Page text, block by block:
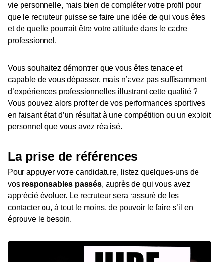
vie personnelle, mais bien de compléter votre profil pour
que le recruteur puisse se faire une idée de qui vous êtes
et de quelle pourrait être votre attitude dans le cadre
professionnel.
Vous souhaitez démontrer que vous êtes tenace et
capable de vous dépasser, mais n’avez pas suffisamment
d’expériences professionnelles illustrant cette qualité ?
Vous pouvez alors profiter de vos performances sportives
en faisant état d’un résultat à une compétition ou un exploit
personnel que vous avez réalisé.
La prise de références
Pour appuyer votre candidature, listez quelques-uns de
vos responsables passés, auprès de qui vous avez
apprécié évoluer. Le recruteur sera rassuré de les
contacter ou, à tout le moins, de pouvoir le faire s’il en
éprouve le besoin.